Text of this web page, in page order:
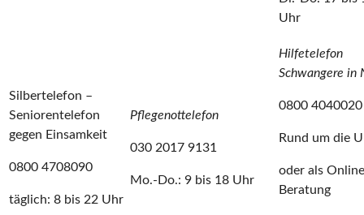
Uhr
Silbertelefon –
Seniorentelefon
gegen Einsamkeit
0800 4708090
täglich: 8 bis 22 Uhr
Pflegenottelefon
030 2017 9131
Mo.-Do.: 9 bis 18 Uhr
Hilfetelefon
Schwangere in
0800 4040020
Rund um die
oder als
Beratung